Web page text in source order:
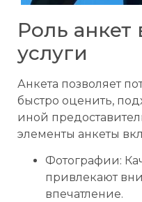
Роль
услуги
Анкета позволяет
быстро оценить,
иной
элементы анкеты
Фотографии:
привлекают
впечатление.